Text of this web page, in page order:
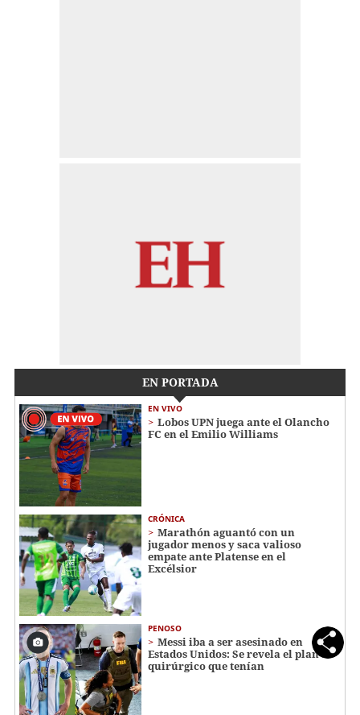
EN PORTADA
EN VIVO
Lobos UPN juega ante el Olancho
FC en el Emilio Williams
CRÓNICA
Marathón aguantó con un
jugador menos y saca valioso
empate ante Platense en el
Excélsior
PENOSO
Messi iba a ser asesinado en
Estados Unidos: Se revela el plan
quirúrgico que tenían